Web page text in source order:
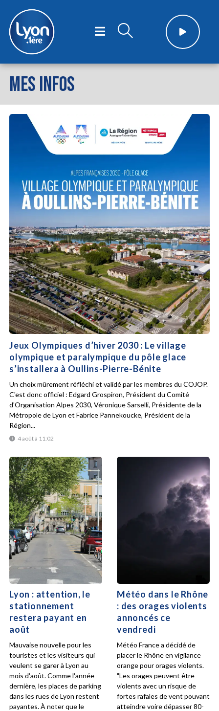
MES INFOS
Jeux Olympiques d’hiver 2030 : Le village
olympique et paralympique du pôle glace
s’installera à Oullins-Pierre-Bénite
4 août à 11:02
Un choix mûrement réfléchi et validé par les membres du COJOP.
C'est donc officiel : Edgard Grospiron, Président du Comité
d'Organisation Alpes 2030, Véronique Sarselli, Présidente de la
Métropole de Lyon et Fabrice Pannekoucke, Président de la
Région...
Lyon : attention, le
stationnement
restera payant en
août
Mauvaise nouvelle pour les
touristes et les visiteurs qui
veulent se garer à Lyon au
mois d'août. Comme l'année
dernière, les places de parking
dans les rues de Lyon restent
payantes. À noter que le
Météo dans le Rhône
: des orages violents
annoncés ce
vendredi
Météo France a décidé de
placer le Rhône en vigilance
orange pour orages violents.
"Les orages peuvent être
violents avec un risque de
fortes rafales de vent pouvant
atteindre voire dépasser 80-